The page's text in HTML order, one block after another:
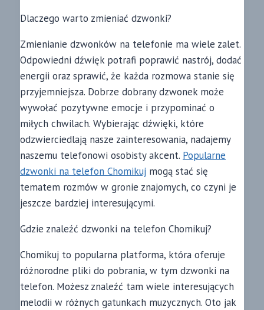
Dlaczego warto zmieniać dzwonki?
Zmienianie dzwonków na telefonie ma wiele zalet.
Odpowiedni dźwięk potrafi poprawić nastrój, dodać
energii oraz sprawić, że każda rozmowa stanie się
przyjemniejsza. Dobrze dobrany dzwonek może
wywołać pozytywne emocje i przypominać o
miłych chwilach. Wybierając dźwięki, które
odzwierciedlają nasze zainteresowania, nadajemy
naszemu telefonowi osobisty akcent. Popularne
dzwonki na telefon Chomikuj mogą stać się
tematem rozmów w gronie znajomych, co czyni je
jeszcze bardziej interesującymi.
Gdzie znaleźć dzwonki na telefon Chomikuj?
Chomikuj to popularna platforma, która oferuje
różnorodne pliki do pobrania, w tym dzwonki na
telefon. Możesz znaleźć tam wiele interesujących
melodii w różnych gatunkach muzycznych. Oto jak